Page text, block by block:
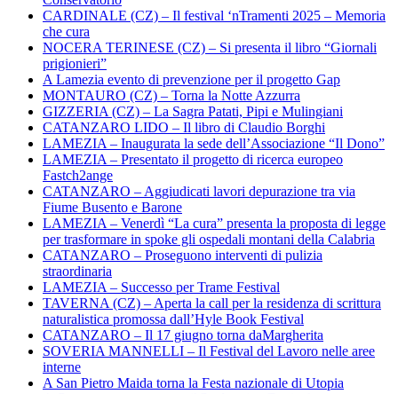
CARDINALE (CZ) – Il festival ‘nTramenti 2025 – Memoria
che cura
NOCERA TERINESE (CZ) – Si presenta il libro “Giornali
prigionieri”
A Lamezia evento di prevenzione per il progetto Gap
MONTAURO (CZ) – Torna la Notte Azzurra
GIZZERIA (CZ) – La Sagra Patati, Pipi e Mulingiani
CATANZARO LIDO – Il libro di Claudio Borghi
LAMEZIA – Inaugurata la sede dell’Associazione “Il Dono”
LAMEZIA – Presentato il progetto di ricerca europeo
Fastch2ange
CATANZARO – Aggiudicati lavori depurazione tra via
Fiume Busento e Barone
LAMEZIA – Venerdì “La cura” presenta la proposta di legge
per trasformare in spoke gli ospedali montani della Calabria
CATANZARO – Proseguono interventi di pulizia
straordinaria
LAMEZIA – Successo per Trame Festival
TAVERNA (CZ) – Aperta la call per la residenza di scrittura
naturalistica promossa dall’Hyle Book Festival
CATANZARO – Il 17 giugno torna daMargherita
SOVERIA MANNELLI – Il Festival del Lavoro nelle aree
interne
A San Pietro Maida torna la Festa nazionale di Utopia